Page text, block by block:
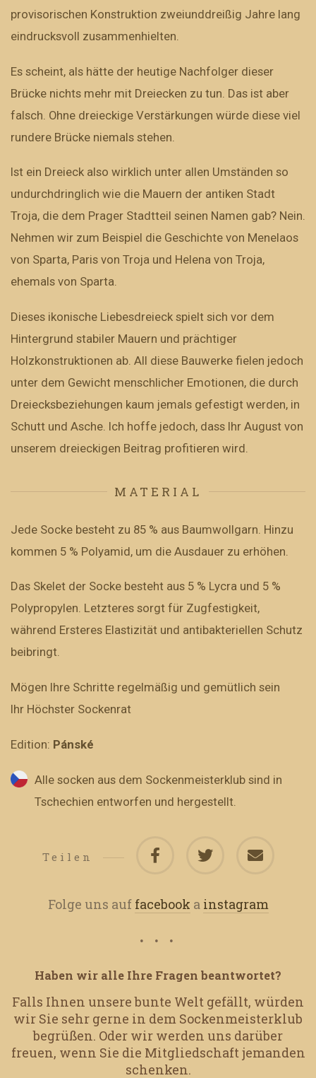
provisorischen Konstruktion zweiunddreißig Jahre lang
eindrucksvoll zusammenhielten.
Es scheint, als hätte der heutige Nachfolger dieser
Brücke nichts mehr mit Dreiecken zu tun. Das ist aber
falsch. Ohne dreieckige Verstärkungen würde diese viel
rundere Brücke niemals stehen.
Ist ein Dreieck also wirklich unter allen Umständen so
undurchdringlich wie die Mauern der antiken Stadt
Troja, die dem Prager Stadtteil seinen Namen gab? Nein.
Nehmen wir zum Beispiel die Geschichte von Menelaos
von Sparta, Paris von Troja und Helena von Troja,
ehemals von Sparta.
Dieses ikonische Liebesdreieck spielt sich vor dem
Hintergrund stabiler Mauern und prächtiger
Holzkonstruktionen ab. All diese Bauwerke fielen jedoch
unter dem Gewicht menschlicher Emotionen, die durch
Dreiecksbeziehungen kaum jemals gefestigt werden, in
Schutt und Asche. Ich hoffe jedoch, dass Ihr August von
unserem dreieckigen Beitrag profitieren wird.
MATERIAL
Jede Socke besteht zu 85 % aus Baumwollgarn. Hinzu
kommen 5 % Polyamid, um die Ausdauer zu erhöhen.
Das Skelet der Socke besteht aus 5 % Lycra und 5 %
Polypropylen. Letzteres sorgt für Zugfestigkeit,
während Ersteres Elastizität und antibakteriellen Schutz
beibringt.
Mögen Ihre Schritte regelmäßig und gemütlich sein
Ihr Höchster Sockenrat
Edition: Pánské
Alle socken aus dem Sockenmeisterklub sind in
Tschechien entworfen und hergestellt.
Teilen
Folge uns auf facebook a instagram
Haben wir alle Ihre Fragen beantwortet?
Falls Ihnen unsere bunte Welt gefällt, würden
wir Sie sehr gerne in dem Sockenmeisterklub
begrüßen. Oder wir werden uns darüber
freuen, wenn Sie die Mitgliedschaft jemanden
schenken.